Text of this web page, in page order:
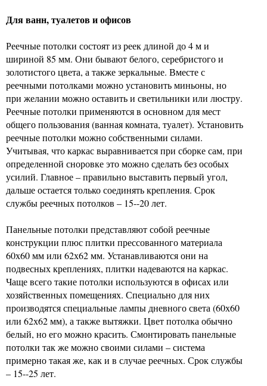
Для ванн, туалетов и офисов
Реечные потолки состоят из реек длиной до 4 м и
шириной 85 мм. Они бывают белого, серебристого и
золотистого цвета, а также зеркальные. Вместе с
реечными потолками можно установить миньоны, но
при желании можно оставить и светильники или люстру.
Реечные потолки применяются в основном для мест
общего пользования (ванная комната, туалет). Установить
реечные потолки можно собственными силами.
Учитывая, что каркас выравнивается при сборке сам, при
определенной сноровке это можно сделать без особых
усилий. Главное – правильно выставить первый угол,
дальше остается только соединять крепления. Срок
службы реечных потолков – 15--20 лет.
Панельные потолки представляют собой реечные
конструкции плюс плитки прессованного материала
60х60 мм или 62х62 мм. Устанавливаются они на
подвесных креплениях, плитки надеваются на каркас.
Чаще всего такие потолки используются в офисах или
хозяйственных помещениях. Специально для них
производятся специальные лампы дневного света (60х60
или 62х62 мм), а также вытяжки. Цвет потолка обычно
белый, но его можно красить. Смонтировать панельные
потолки так же можно своими силами – система
примерно такая же, как и в случае реечных. Срок службы
– 15--25 лет.